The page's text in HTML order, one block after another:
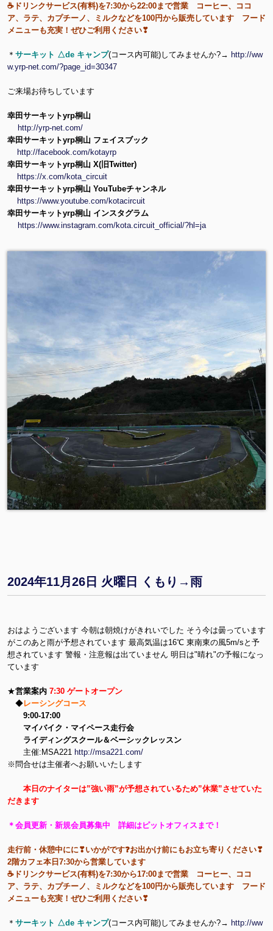
☕ドリンクサービス(有料)を7:30から22:00まで営業 コーヒー、ココ
ア、ラテ、カプチーノ、ミルクなどを100円から販売しています フード
メニューも充実！ぜひご利用ください❣
＊ サーキット △de キャンプ(コース内可能)してみませんか?→ http://ww
w.yrp-net.com/?page_id=30347
ご来場お待ちしています
幸田サーキットyrp桐山
http://yrp-net.com/
幸田サーキットyrp桐山 フェイスブック
http://facebook.com/kotayrp
幸田サーキットyrp桐山 X(旧Twitter)
https://x.com/kota_circuit
幸田サーキットyrp桐山 YouTubeチャンネル
https://www.youtube.com/kotacircuit
幸田サーキットyrp桐山 インスタグラム
https://www.instagram.com/kota.circuit_official/?hl=ja
2024年11月26日 火曜日 くもり→雨
おはようございます 今朝は朝焼けがきれいでした そう今は曇っています
がこのあと雨が予想されています 最高気温は16℃ 東南東の風5m/sと予
想されています 警報・注意報は出ていません 明日は"晴れ"の予報になっ
ています
★営業案内 7:30 ゲートオープン
◆レーシングコース
9:00-17:00
マイバイク・マイペース走行会
ライディングスクール＆ベーシックレッスン
主催:MSA221 http://msa221.com/
※問合せは主催者へお願いいたします
本日のナイターは”強い雨”が予想されているため”休業”させていた
だきます
＊会員更新・新規会員募集中 詳細はピットオフィスまで！
走行前・休憩中にに❣いかがです❓お出かけ前にもお立ち寄りください❣
2階カフェ本日7:30から営業しています
☕ドリンクサービス(有料)を7:30から17:00まで営業 コーヒー、ココ
ア、ラテ、カプチーノ、ミルクなどを100円から販売しています フード
メニューも充実！ぜひご利用ください❣
＊ サーキット △de キャンプ(コース内可能)してみませんか?→ http://ww